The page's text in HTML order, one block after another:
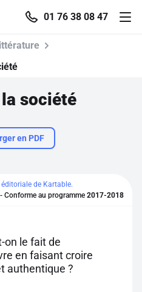
01 76 38 08 47
contenus offerts.
société
en PDF
éditoriale de Kartable.
- Conforme au programme 2017-2018
on le fait de
en faisant croire
authentique ?